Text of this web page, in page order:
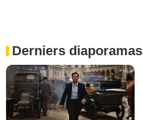
Derniers diaporamas